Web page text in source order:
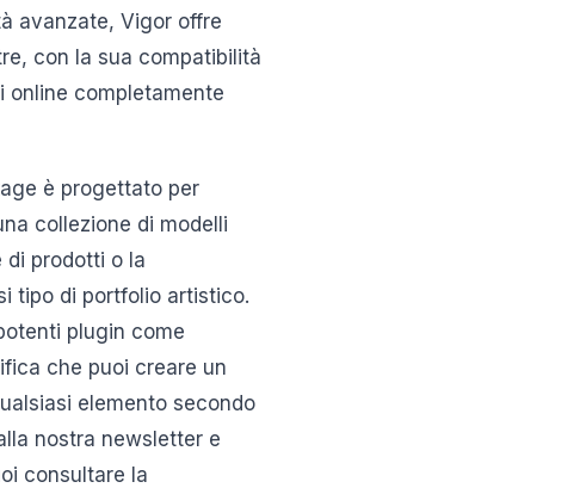
avanzate, Vigor offre
con la sua compatibilità
online completamente
è progettato per
collezione di modelli
di prodotti o la
tipo di portfolio artistico.
plugin come
che puoi creare un
elemento secondo
nostra newsletter e
consultare la